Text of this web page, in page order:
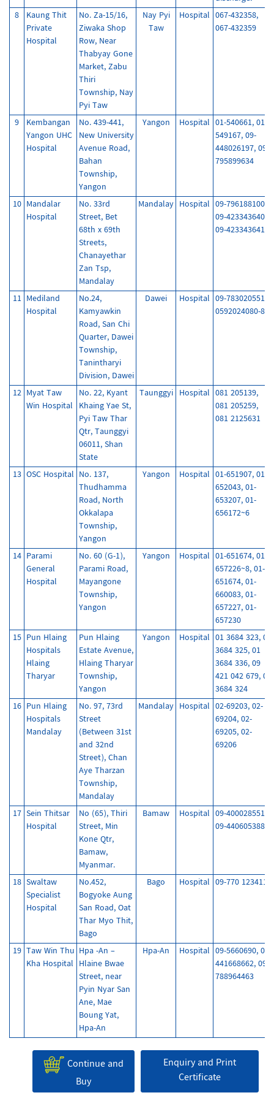
8 Kaung Thit
Private
Hospital
No. Za-15/16,
Ziwaka Shop
Row, Near
Thabyay Gone
Market, Zabu
Thiri
Township, Nay
Pyi Taw
Nay Pyi
Taw
Hospital 067-432358,
067-432359
9 Kembangan
Yangon UHC
Hospital
No. 439-441,
New University
Avenue Road,
Bahan
Township,
Yangon
Yangon Hospital 01-540661, 01-
549167, 09-
448026197, 09-
795899634
10 Mandalar
Hospital
No. 33rd
Street, Bet
68th x 69th
Streets,
Chanayethar
Zan Tsp,
Mandalay
Mandalay Hospital 09-796188100,
09-423343640,
09-423343641
11 Mediland
Hospital
No.24,
Kamyawkin
Road, San Chi
Quarter, Dawei
Township,
Tanintharyi
Division, Dawei
Dawei Hospital 09-783020551,
0592024080-85
12 Myat Taw
Win Hospital
No. 22, Kyant
Khaing Yae St,
Pyi Taw Thar
Qtr, Taunggyi
06011, Shan
State
Taunggyi Hospital 081 205139,
081 205259,
081 2125631
13 OSC Hospital No. 137,
Thudhamma
Road, North
Okkalapa
Township,
Yangon
Yangon Hospital 01-651907, 01-
652043, 01-
653207, 01-
656172~6
14 Parami
General
Hospital
No. 60 (G-1),
Parami Road,
Mayangone
Township,
Yangon
Yangon Hospital 01-651674, 01-
657226~8, 01-
651674, 01-
660083, 01-
657227, 01-
657230
15 Pun Hlaing
Hospitals
Hlaing
Tharyar
Pun Hlaing
Estate Avenue,
Hlaing Tharyar
Township,
Yangon
Yangon Hospital 01 3684 323, 01
3684 325, 01
3684 336, 09
421 042 679, 01
3684 324
16 Pun Hlaing
Hospitals
Mandalay
No. 97, 73rd
Street
(Between 31st
and 32nd
Street), Chan
Aye Tharzan
Township,
Mandalay
Mandalay Hospital 02-69203, 02-
69204, 02-
69205, 02-
69206
17 Sein Thitsar
Hospital
No (65), Thiri
Street, Min
Kone Qtr,
Bamaw,
Myanmar.
Bamaw Hospital 09-400028551,
09-440605388
18 Swaltaw
Specialist
Hospital
No.452,
Bogyoke Aung
San Road, Oat
Thar Myo Thit,
Bago
Bago Hospital 09-770 123411
19 Taw Win Thu
Kha Hospital
Hpa -An –
Hlaine Bwae
Street, near
Pyin Nyar San
Ane, Mae
Boung Yat,
Hpa-An
Hpa-An Hospital 09-5660690, 09-
441668662, 09-
788964463
Continue and
Buy
Enquiry and Print
Certificate